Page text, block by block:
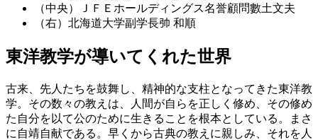
（中央）ＪＦＥホールディングス名誉顧問數土文夫
（右）北海道大学副学長𢎭 和順
東洋教学が導いてくれた世界
古来、先人たちを鼓舞し、精神的な支柱となってきた東洋教
学。その数々の教えは、人間が自らを正しく修め、その修め
た自分を以て公のために生きることを根本としている。まさ
に自靖自献である。早くから古典の教えに親しみ、それを人